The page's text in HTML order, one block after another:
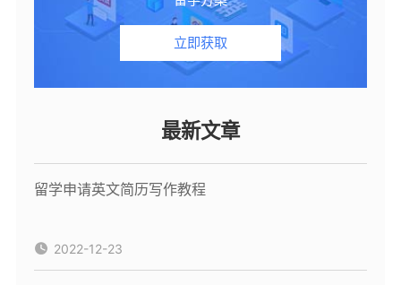
立即获取
最新文章
留学申请英文简历写作教程
2022-12-23